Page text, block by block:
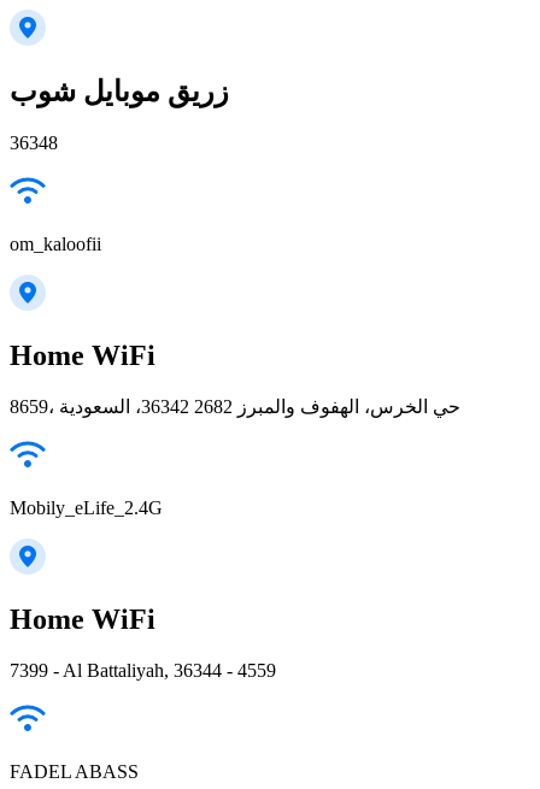
زريق موبايل شوب
36348
om_kaloofii
Home WiFi
8659، حي الخرس، الهفوف والمبرز 36342 2682، السعودية
Mobily_eLife_2.4G
Home WiFi
7399 - Al Battaliyah, 36344 - 4559
FADEL ABASS